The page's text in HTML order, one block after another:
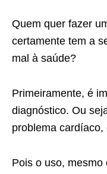
Quem quer fazer
certamente tem a
mal à saúde?
Primeiramente, é
diagnóstico. Ou
problema
Pois o uso, mesmo